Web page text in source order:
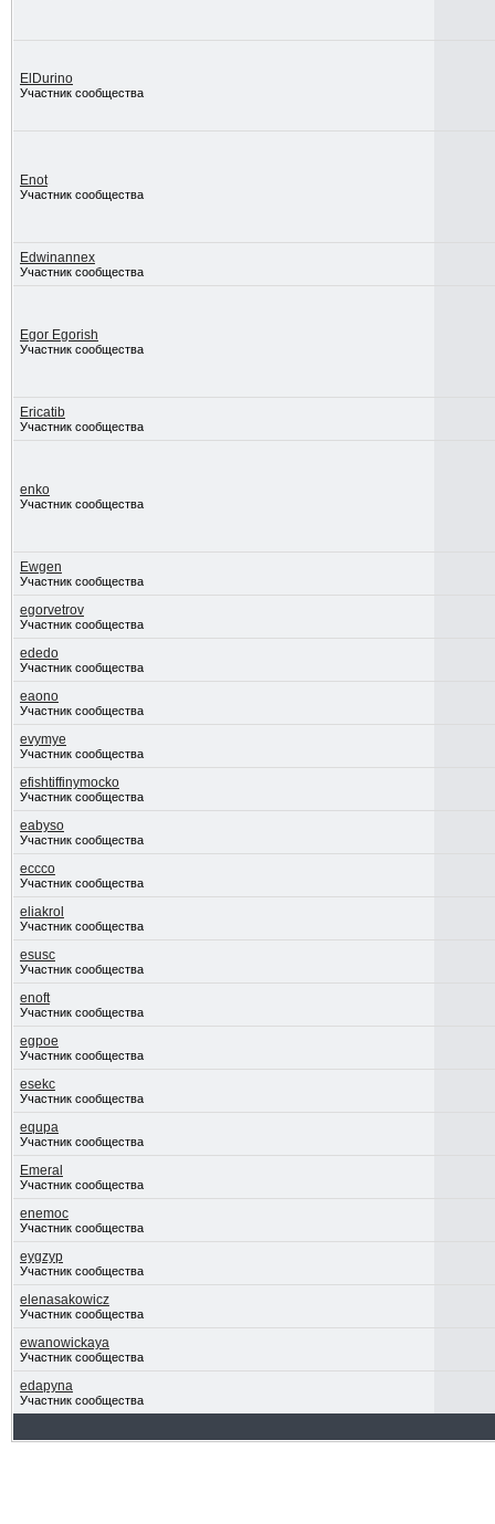
ElDurino
Участник сообщества
Enot
Участник сообщества
Edwinannex
Участник сообщества
Egor Egorish
Участник сообщества
Ericatib
Участник сообщества
enko
Участник сообщества
Ewgen
Участник сообщества
egorvetrov
Участник сообщества
ededo
Участник сообщества
eaono
Участник сообщества
evymye
Участник сообщества
efishtiffinymocko
Участник сообщества
eabyso
Участник сообщества
eccco
Участник сообщества
eliakrol
Участник сообщества
esusc
Участник сообщества
enoft
Участник сообщества
egpoe
Участник сообщества
esekc
Участник сообщества
equpa
Участник сообщества
Emeral
Участник сообщества
enemoc
Участник сообщества
eygzyp
Участник сообщества
elenasakowicz
Участник сообщества
ewanowickaya
Участник сообщества
edapyna
Участник сообщества